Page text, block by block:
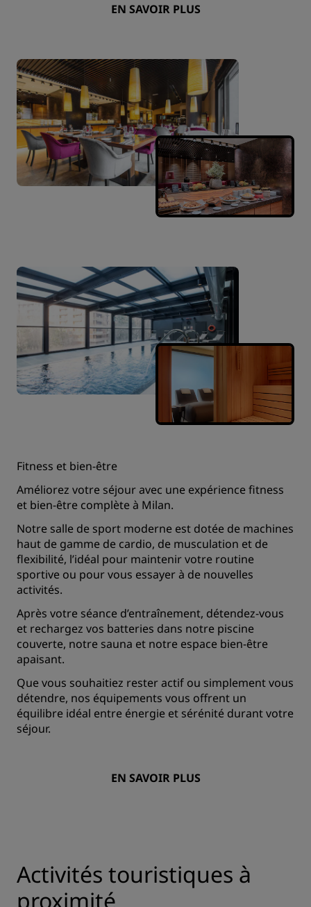
EN SAVOIR PLUS
Fitness et bien-être
Améliorez votre séjour avec une expérience fitness
et bien-être complète à Milan.
Notre salle de sport moderne est dotée de machines
haut de gamme de cardio, de musculation et de
flexibilité, l’idéal pour maintenir votre routine
sportive ou pour vous essayer à de nouvelles
activités.
Après votre séance d’entraînement, détendez-vous
et rechargez vos batteries dans notre piscine
couverte, notre sauna et notre espace bien-être
apaisant.
Que vous souhaitiez rester actif ou simplement vous
détendre, nos équipements vous offrent un
équilibre idéal entre énergie et sérénité durant votre
séjour.
EN SAVOIR PLUS
Activités touristiques à
proximité